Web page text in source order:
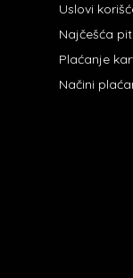
Uslovi
Najčešća
Plaćanje
Načini